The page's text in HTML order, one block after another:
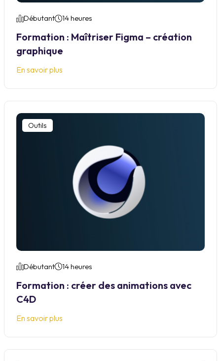
Débutant 14 heures
Formation : Maîtriser Figma – création
graphique
En savoir plus
Outils
Débutant 14 heures
Formation : créer des animations avec
C4D
En savoir plus